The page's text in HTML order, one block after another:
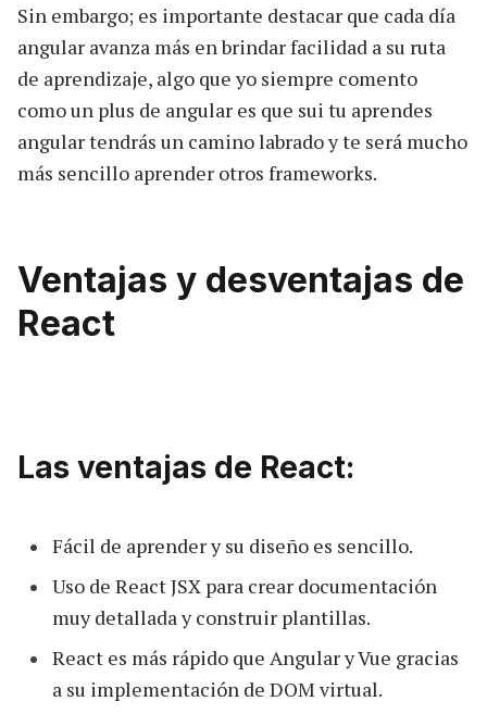
Sin embargo; es importante destacar que cada día
angular avanza más en brindar facilidad a su ruta
de aprendizaje, algo que yo siempre comento
como un plus de angular es que sui tu aprendes
angular tendrás un camino labrado y te será mucho
más sencillo aprender otros frameworks.
Ventajas y desventajas de
React
Las ventajas de React:
Fácil de aprender y su diseño es sencillo.
Uso de React JSX para crear documentación
muy detallada y construir plantillas.
React es más rápido que Angular y Vue gracias
a su implementación de DOM virtual.